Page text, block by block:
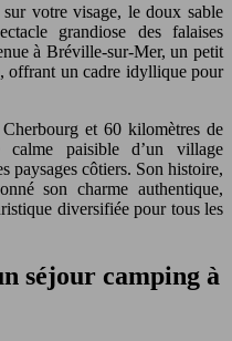
votre visage, le doux sable
grandiose des falaises
à Bréville-sur-Mer, un petit
offrant un cadre idyllique pour
et 60 kilomètres de
paisible d’un village
paysages côtiers. Son histoire,
son charme authentique,
diversifiée pour tous les
séjour camping à